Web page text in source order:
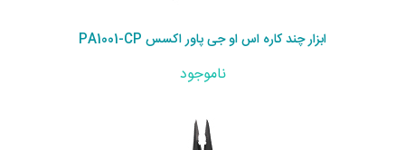
ابزار چند کاره اس او جی پاور اکسس PA1001-CP
ناموجود